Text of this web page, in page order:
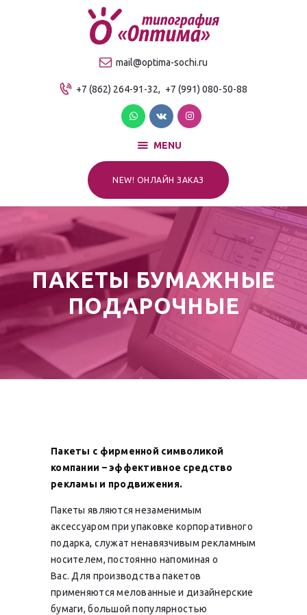
mail@optima-sochi.ru
+7 (862) 264-91-32, +7 (991) 080-50-88
MENU
NEW! ОНЛАЙН ЗАКАЗ
ПАКЕТЫ БУМАЖНЫЕ
ПОДАРОЧНЫЕ
Качественная типография в Сочи
О компании
Продукция
Услуги
Прайс-лист
Для клиентов
Пакеты с фирменной символикой
компании – эффективное средство
рекламы и продвижения.
Пакеты являются незаменимым
аксессуаром при упаковке корпоративного
подарка, служат ненавязчивым рекламным
носителем, постоянно напоминая о
Вас. Для производства пакетов
применяются мелованные и дизайнерские
бумаги, большой популярностью